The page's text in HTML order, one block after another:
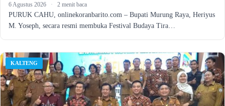
6 Agustus 2026 · 2 menit baca
PURUK CAHU, onlinekoranbarito.com – Bupati Murung Raya, Heriyus
M. Yoseph, secara resmi membuka Festival Budaya Tira…
KALTENG